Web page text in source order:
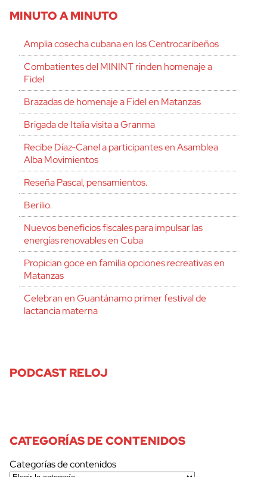
MINUTO A MINUTO
Amplia cosecha cubana en los Centrocaribeños
Combatientes del MININT rinden homenaje a
Fidel
Brazadas de homenaje a Fidel en Matanzas
Brigada de Italia visita a Granma
Recibe Díaz-Canel a participantes en Asamblea
Alba Movimientos
Reseña Pascal, pensamientos.
Berilio.
Nuevos beneficios fiscales para impulsar las
energías renovables en Cuba
Propician goce en familia opciones recreativas en
Matanzas
Celebran en Guantánamo primer festival de
lactancia materna
PODCAST RELOJ
CATEGORÍAS DE CONTENIDOS
Categorías de contenidos